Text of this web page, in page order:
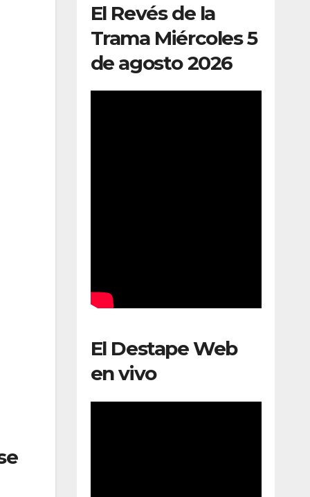
El Revés de la
Trama Miércoles 5
de agosto 2026
El Destape Web
en vivo